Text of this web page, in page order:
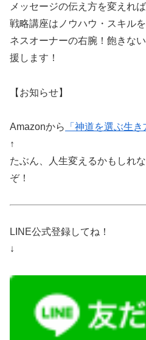
メッセージの伝え方を変えれ
戦略講座はノウハウ・スキル
ネスオーナーの右腕！飽きな
援します！
【お知らせ】
Amazonから 「神道を選ぶ生き
↑
たぶん、人生変えるかもしれ
ぞ！
LINE公式登録してね！
↓